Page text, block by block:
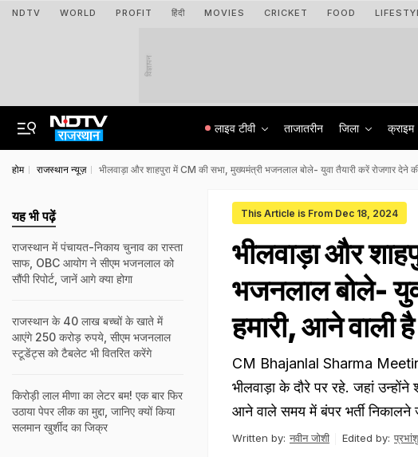
NDTV WORLD PROFIT हिंदी MOVIES CRICKET FOOD
विज्ञापन
लाइव टीवी ताजातरीन जिला क्राइम
होम राजस्थान न्यूज़ भीलवाड़ा और शाहपुरा में CM की सभा, मुख्यमंत्री भजनलाल बोले- युवा तैयारी करें रोजगार देने
This Article is From Dec 18, 2024
भीलवाड़ा और
भजनलाल बोले-
हमारी, आने वाली
CM Bhajanlal Sharma
भीलवाड़ा के दौरे पर रहे. जहां
आने वाले समय में बंपर भर्ती निकालने
Written by: नवीन जोशी Edited by:
यह भी पढ़ें
राजस्थान में पंचायत-निकाय चुनाव का रास्ता
साफ, OBC आयोग ने सीएम भजनलाल को
सौंपी रिपोर्ट, जानें आगे क्या होगा
राजस्थान के 40 लाख बच्चों के खाते में
आएंगे 250 करोड़ रुपये, सीएम भजनलाल
स्टूडेंट्स को टैबलेट भी वितरित करेंगे
किरोड़ी लाल मीणा का लेटर बम! एक बार फिर
उठाया पेपर लीक का मुद्दा, जानिए क्यों किया
सलमान खुर्शीद का जिक्र